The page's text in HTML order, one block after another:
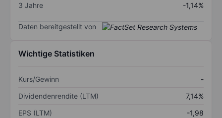
3 Jahre
-1,14%
Daten bereitgestellt von
Wichtige Statistiken
Kurs/Gewinn
-
Dividendenrendite (LTM)
7,14%
EPS (LTM)
-1,98